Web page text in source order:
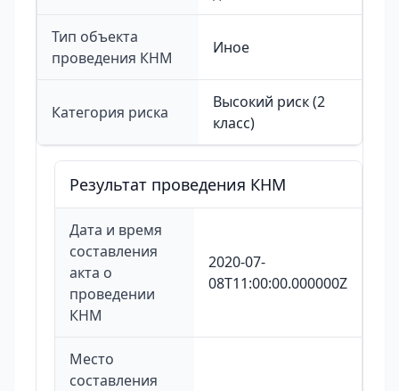
Тип объекта
проведения КНМ
Иное
Категория риска
Высокий риск (2
класс)
Результат проведения КНМ
Дата и время
составления
акта о
проведении
КНМ
2020-07-
08T11:00:00.000000Z
Место
составления